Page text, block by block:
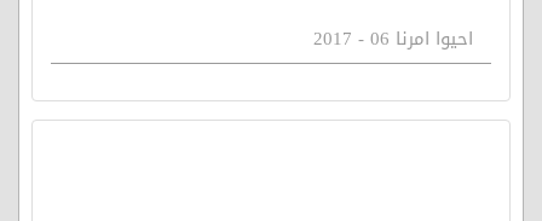
احيوا امرنا 06 - 2017